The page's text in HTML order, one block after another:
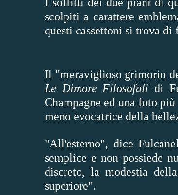
scolpiti a carattere
questi cassettoni si trova
Il "meraviglioso grimorio
Le Dimore Filosofali di
Champagne ed una foto
meno evocatrice della
"All'esterno", dice
semplice e non possiede
discreto, la modestia
superiore".